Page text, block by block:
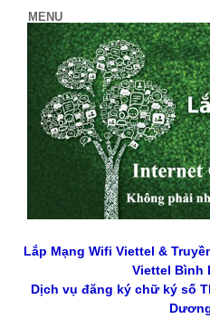
Lắp Mạng Wifi Viettel &
Viettel Bình
Dịch vụ đăng ký chữ ký số